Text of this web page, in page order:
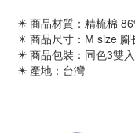
✴️ 商品材質：精梳棉
✴️ 商品尺寸：M size
✴️ 商品包裝：同色3雙入
✴️ 產地：台灣